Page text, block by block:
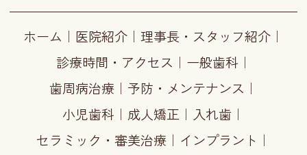
ホーム ｜ 医院紹介 ｜ 理事長・スタッフ紹介 ｜
診療時間・アクセス ｜ 一般歯科 ｜
歯周病治療 ｜ 予防・メンテナンス ｜
小児歯科 ｜ 成人矯正 ｜ 入れ歯 ｜
セラミック・審美治療 ｜ インプラント ｜